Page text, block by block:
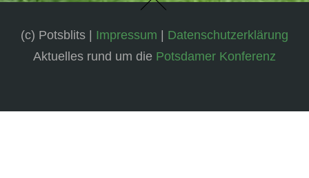
(c) Potsblits | Impressum | Datenschutzerklärung
Aktuelles rund um die Potsdamer Konferenz